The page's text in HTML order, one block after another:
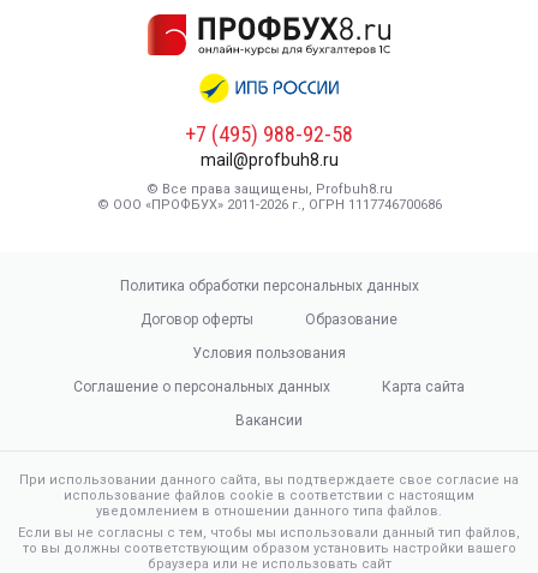
+7 (495) 988-92-58
mail@profbuh8.ru
© Все права защищены, Profbuh8.ru
© ООО «ПРОФБУХ» 2011-2026 г., ОГРН 1117746700686
Политика обработки персональных данных
Договор оферты
Образование
Условия пользования
Соглашение о персональных данных
Карта сайта
Вакансии
При использовании данного сайта, вы подтверждаете свое согласие на
использование файлов cookie в соответствии с настоящим
уведомлением в отношении данного типа файлов.
Если вы не согласны с тем, чтобы мы использовали данный тип файлов,
то вы должны соответствующим образом установить настройки вашего
браузера или не использовать сайт